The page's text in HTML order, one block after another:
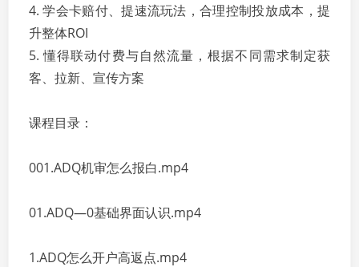
4. 学会卡赔付、提速流玩法，合理控制投放成本，提
升整体ROI
5. 懂得联动付费与自然流量，根据不同需求制定获
客、拉新、宣传方案
课程目录：
001.ADQ机审怎么报白.mp4
01.ADQ—0基础界面认识.mp4
1.ADQ怎么开户高返点.mp4